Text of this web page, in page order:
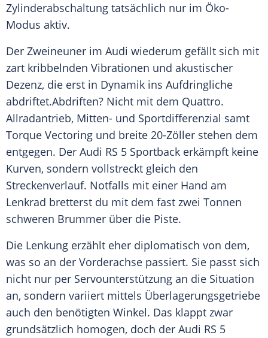
Zylinderabschaltung tatsächlich nur im Öko-
Modus aktiv.
Der Zweineuner im Audi wiederum gefällt sich mit
zart kribbelnden Vibrationen und akustischer
Dezenz, die erst in Dynamik ins Aufdringliche
abdriftet.Abdriften? Nicht mit dem Quattro.
Allradantrieb, Mitten- und Sportdifferenzial samt
Torque Vectoring und breite 20-Zöller stehen dem
entgegen. Der Audi RS 5 Sportback erkämpft keine
Kurven, sondern vollstreckt gleich den
Streckenverlauf. Notfalls mit einer Hand am
Lenkrad bretterst du mit dem fast zwei Tonnen
schweren Brummer über die Piste.
Die Lenkung erzählt eher diplomatisch von dem,
was so an der Vorderachse passiert. Sie passt sich
nicht nur per Servounterstützung an die Situation
an, sondern variiert mittels Überlagerungsgetriebe
auch den benötigten Winkel. Das klappt zwar
grundsätzlich homogen, doch der Audi RS 5